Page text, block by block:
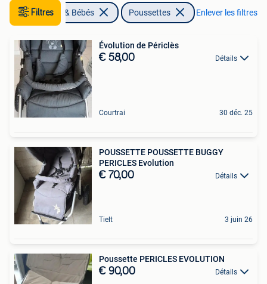
Filtres
Enfants & Bébés Poussettes Enlever les filtres
Évolution de Périclès
€ 58,00 Détails
Courtrai 30 déc. 25
POUSSETTE POUSSETTE BUGGY
PERICLES Evolution
€ 70,00 Détails
Tielt 3 juin 26
Poussette PERICLES EVOLUTION
€ 90,00 Détails